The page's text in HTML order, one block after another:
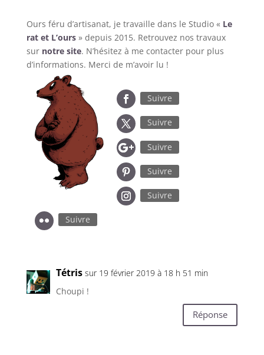
Ours féru d’artisanat, je travaille dans le Studio « Le
rat et L’ours» depuis 2015. Retrouvez nos travaux
sur notre site. N’hésitez à me contacter pour plus
d’informations. Merci de m’avoir lu !
Suivre
Suivre
Suivre
Suivre
Suivre
Suivre
Tétris sur 19 février 2019 à 18 h 51 min
Choupi !
Réponse